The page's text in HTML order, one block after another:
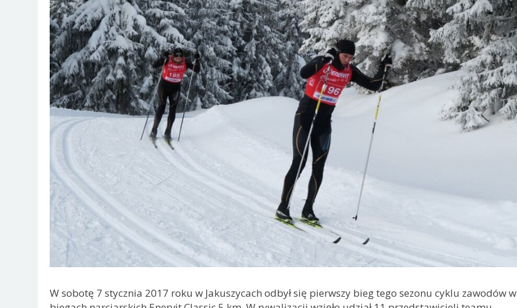
W sobotę 7 stycznia 2017 roku w Jakuszycach odbył się pierwszy bieg tego sezonu cyklu zawodów w